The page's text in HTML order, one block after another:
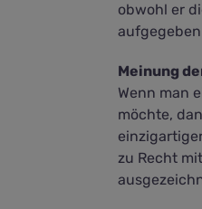
obwohl er
Meinung
Wenn man
möchte,
zu Recht